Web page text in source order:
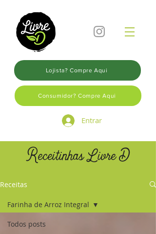
Lojista? Compre Aqui
Consumidor? Compre Aqui
Entrar
Receitinhas Livre D
Receitas
Todos posts
Farinha de Arroz Integral